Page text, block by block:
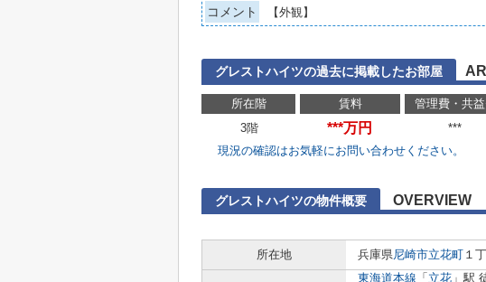
コメント 【外観】
グレストハイツの過去に掲載したお部屋
所在階 賃料 管理費・共
3階
***万円 ***
現況の確認はお気軽にお問い合わせください。
グレストハイツの物件概要 OVERVIEW
所在地
兵庫県尼崎市立花町 １
東海道本線 「 立花 」駅